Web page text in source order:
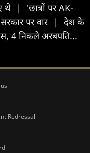
थे
|
'छात्रों पर AK-
पर वार |
देश के
4 निकले अरबपति...
Redressal